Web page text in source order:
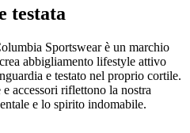
testata
Sportswear è un marchio
abbigliamento lifestyle attivo
e testato nel proprio cortile.
accessori riflettono la nostra
e lo spirito indomabile.